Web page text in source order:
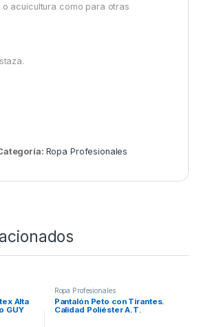
acuicultura como para otras
Ropa Profesionales
Alta
GUY
Ropa Profesionales
Pantalón Peto con Tirantes.
Calidad Poliéster A.T.